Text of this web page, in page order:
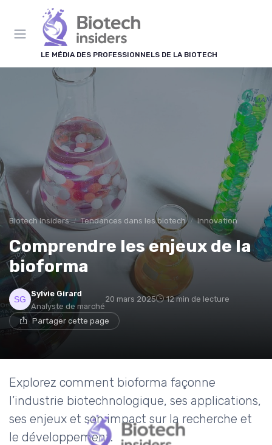
LE MÉDIA DES PROFESSIONNELS DE LA BIOTECH
Biotech Insiders Tendances dans les biotech Innovation
Comprendre les enjeux de la
bioforma
Sylvie Girard
Analyste de marché
20 mars 2025 12 min de lecture
Partager cette page
Explorez comment bioforma façonne
l’industrie biotechnologique, ses applications,
ses enjeux et son impact sur la recherche et
le développement.
Panneau de gestion des cookies